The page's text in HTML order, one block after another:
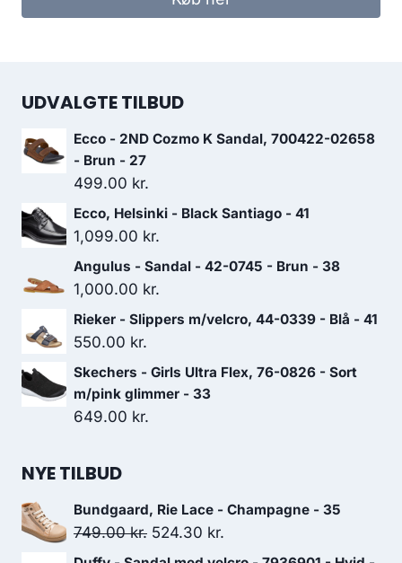
UDVALGTE TILBUD
Ecco - 2ND Cozmo K Sandal, 700422-02658
- Brun - 27
499.00 kr.
Ecco, Helsinki - Black Santiago - 41
1,099.00 kr.
Angulus - Sandal - 42-0745 - Brun - 38
1,000.00 kr.
Rieker - Slippers m/velcro, 44-0339 - Blå - 41
550.00 kr.
Skechers - Girls Ultra Flex, 76-0826 - Sort
m/pink glimmer - 33
649.00 kr.
NYE TILBUD
Bundgaard, Rie Lace - Champagne - 35
749.00kr. Den
oprindelige
524.30 kr.
aktuelle